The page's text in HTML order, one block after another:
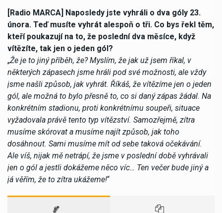
[Radio MARCA] Naposledy jste vyhráli o dva góly 23.
února. Teď musíte vyhrát alespoň o tři. Co bys řekl těm,
kteří poukazují na to, že poslední dva měsíce, když
vítězíte, tak jen o jeden gól?
„Že je to jiný příběh, že? Myslím, že jak už jsem říkal, v
některých zápasech jsme hráli pod své možnosti, ale vždy
jsme našli způsob, jak vyhrát. Říkáš, že vítězíme jen o jeden
gól, ale možná to bylo přesně to, co si daný zápas žádal. Na
konkrétním stadionu, proti konkrétnímu soupeři, situace
vyžadovala právě tento typ vítězství. Samozřejmě, zítra
musíme skórovat a musíme najít způsob, jak toho
dosáhnout. Sami musíme mít od sebe taková očekávání.
Ale víš, nijak mě netrápí, že jsme v poslední době vyhrávali
jen o gól a jestli dokážeme něco víc… Ten večer bude jiný a
já věřím, že to zítra ukážeme!“